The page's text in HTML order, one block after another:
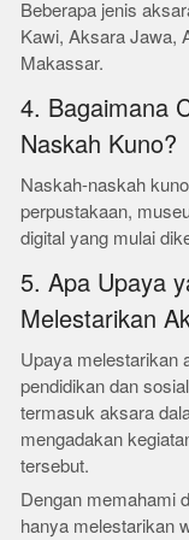
Beberapa jenis
Kawi, Aksara Jawa,
Makassar.
4. Bagaimana
Naskah Kuno?
Naskah-naskah
perpustakaan,
digital yang mulai
5. Apa Upaya
Melestarikan
Upaya melestarikan
pendidikan dan
termasuk aksara
mengadakan
tersebut.
Dengan memahami
hanya melestarikan